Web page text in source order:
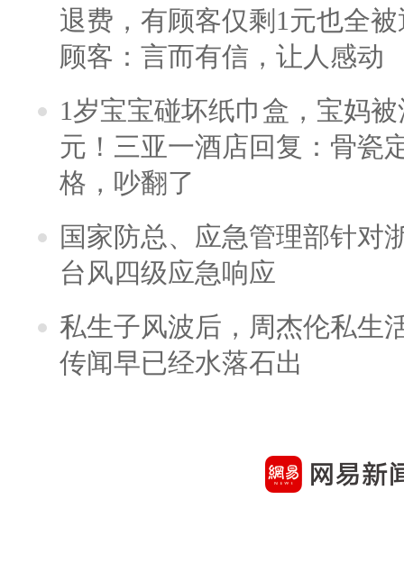
退费，有顾客仅剩1元也全
顾客：言而有信，让人感动
1岁宝宝碰坏纸巾盒，宝妈
元！三亚一酒店回复：骨瓷
格，吵翻了
国家防总、应急管理部针对
台风四级应急响应
私生子风波后，周杰伦私生
传闻早已经水落石出